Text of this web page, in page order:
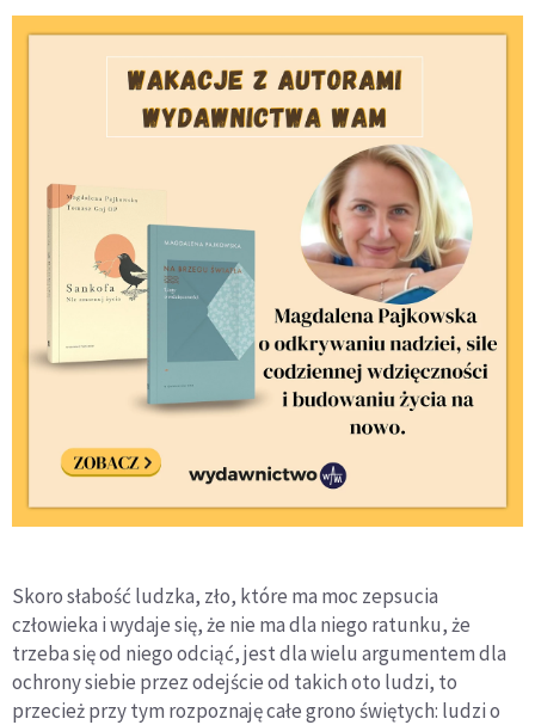
Skoro słabość ludzka, zło, które ma moc zepsucia
człowieka i wydaje się, że nie ma dla niego ratunku, że
trzeba się od niego odciąć, jest dla wielu argumentem dla
ochrony siebie przez odejście od takich oto ludzi, to
przecież przy tym rozpoznaję całe grono świętych: ludzi o